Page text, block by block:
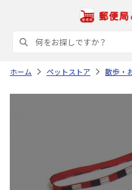
ホーム ペットストア 散歩・